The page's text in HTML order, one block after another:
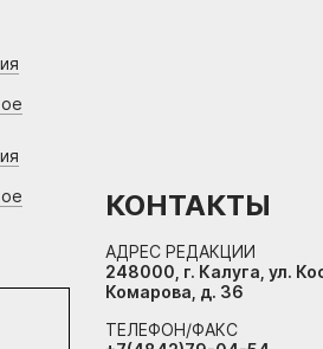
КОНТАКТЫ
АДРЕС РЕДАКЦИИ
248000, г. Калуга, ул.
Комарова, д. 36
ТЕЛЕФОН/ФАКС